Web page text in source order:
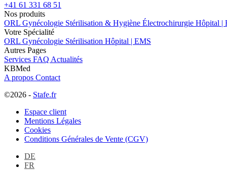
sur
la
page
du
produit
+41 61 331 68 51
Nos produits
ORL Gynécologie Stérilisation & Hygiène Électrochirurgie Hôpital |
Votre Spécialité
ORL Gynécologie Stérilisation Hôpital | EMS
Autres Pages
Services FAQ Actualités
KBMed
A propos Contact
©2026 - Stafe.fr
Espace client
Mentions Légales
Cookies
Conditions Générales de Vente (CGV)
DE
FR